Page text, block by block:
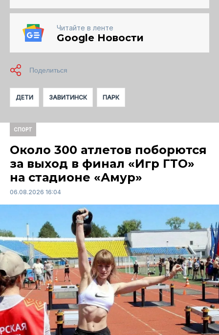
Читайте в ленте
Google Новости
ДЕТИ ЗАВИТИНСК ПАРК
СПОРТ
Около 300 атлетов поборются
за выход в финал «Игр ГТО»
на стадионе «Амур»
06.08.2026 16:04